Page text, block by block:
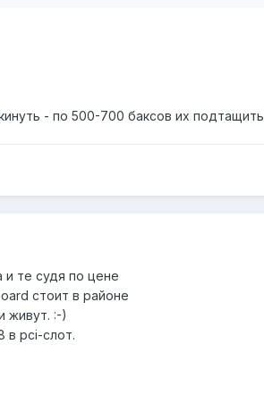
- по 500-700 баксов их
и те судя по цене
стоит в районе
живут. :-)
в pci-слот.